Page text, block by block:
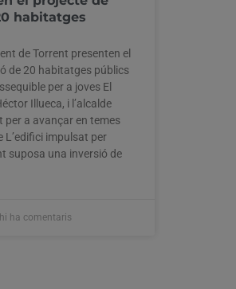
habitatges
de Torrent presenten el
de 20 habitatges públics
per a joves El
Illueca, i l’alcalde
per a avançar en temes
L’edifici impulsat per
suposa una inversió de
ha comentaris